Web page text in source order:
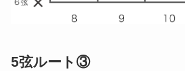
5弦ルート③